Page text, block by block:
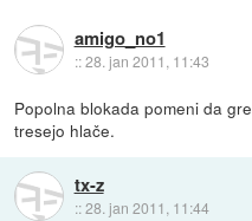
amigo_no1
::28. jan 2011, 11:43
Popolna blokada pomeni da
tresejo hlače.
tx-z
::28. jan 2011, 11:44